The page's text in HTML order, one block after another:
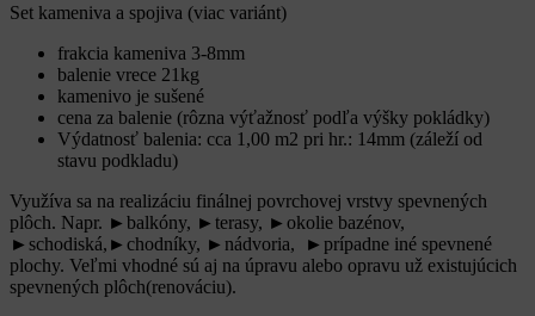
Set kameniva a spojiva (viac variánt)
frakcia kameniva 3-8mm
balenie vrece 21kg
kamenivo je sušené
cena za balenie (rôzna výťažnosť podľa výšky pokládky)
Výdatnosť balenia: cca 1,00 m2 pri hr.: 14mm (záleží od
stavu podkladu)
Využíva sa na realizáciu finálnej povrchovej vrstvy spevnených
plôch. Napr. ►balkóny, ►terasy, ►okolie bazénov,
►schodiská,►chodníky, ►nádvoria, ►prípadne iné spevnené
plochy. Veľmi vhodné sú aj na úpravu alebo opravu už existujúcich
spevnených plôch(renováciu).